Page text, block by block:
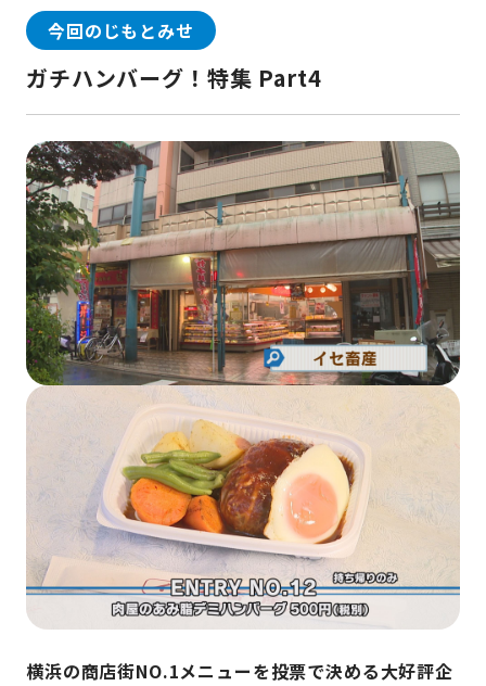
今回のじもとみせ
ガチハンバーグ！特集 Part4
横浜の商店街NO.1メニューを投票で決める大好評企